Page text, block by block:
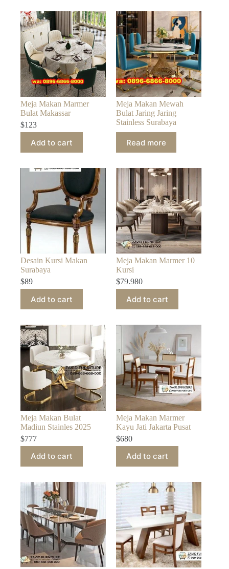
Meja Makan Marmer
Bulat Makassar
$123
Add to cart
Meja Makan Mewah
Bulat Jaring Jaring
Stainless Surabaya
Read more
Desain Kursi Makan
Surabaya
$89
Add to cart
Meja Makan Marmer 10
Kursi
$79.980
Add to cart
Meja Makan Bulat
Madiun Stainles 2025
$777
Add to cart
Meja Makan Marmer
Kayu Jati Jakarta Pusat
$680
Add to cart